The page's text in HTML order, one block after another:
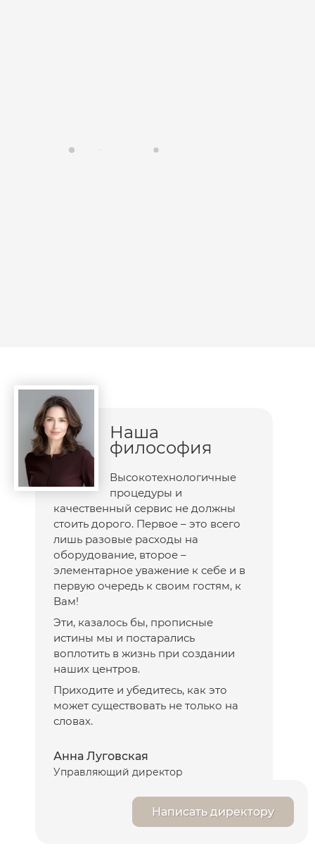
Наша
философия
Высокотехнологичные
процедуры и
качественный сервис не должны
стоить дорого. Первое – это всего
лишь разовые расходы на
оборудование, второе –
элементарное уважение к себе и в
первую очередь к своим гостям, к
Вам!
Эти, казалось бы, прописные
истины мы и постарались
воплотить в жизнь при создании
наших центров.
Приходите и убедитесь, как это
может существовать не только на
словах.
Анна Луговская
Управляющий директор
Написать директору